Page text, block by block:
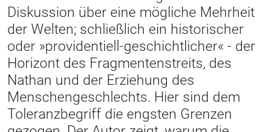
Diskussion über eine mögliche Mehrheit
der Welten; schließlich ein historischer
oder »providentiell-geschichtlicher« - der
Horizont des Fragmentenstreits, des
Nathan und der Erziehung des
Menschengeschlechts. Hier sind dem
Toleranzbegriff die engsten Grenzen